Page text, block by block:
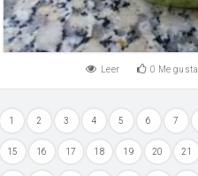
Leer 0 Me gusta
1 2 3 4 5 6 7
15 16 17 18 19 20 21